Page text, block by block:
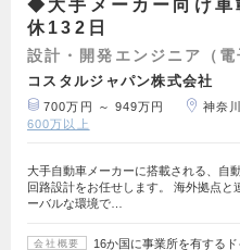
◆大手メーカー向け
休132日
設計・開発エンジニア（電
コスタルジャパン株式会社
700万円 ～ 949万円 神奈
600万以上
大手自動車メーカーに搭載される、自
回路設計をお任せします。 海外拠点と
ーバルな環境で…
会社概要
16か国に事業所を有する